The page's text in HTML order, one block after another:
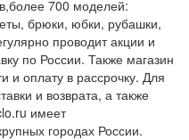
700 моделей:
брюки, юбки, рубашки,
проводит акции и
по России. Также магазин
и оплату в рассрочку. Для
и возврата, а также
имеет
городах России.